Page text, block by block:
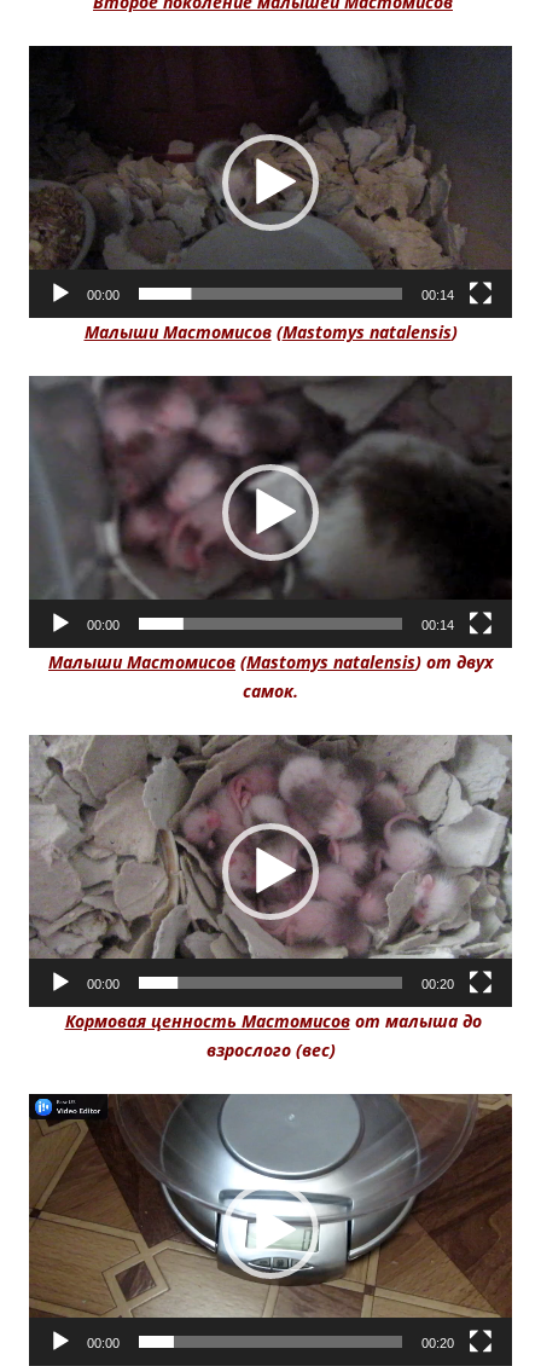
00:00 00:14
Малыши Мастомисов(Mastomys natalensis)
Видеоплеер
00:00 00:14
Малыши Мастомисов (Mastomys natalensis) от двух
самок.
Видеоплеер
00:00 00:20
Кормовая ценность Мастомисовот малыша до
взрослого (вес)
Видеоплеер
00:00 00:20